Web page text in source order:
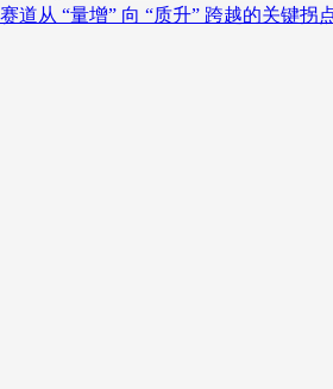
从 “量增” 向 “质升” 跨越的关键拐点